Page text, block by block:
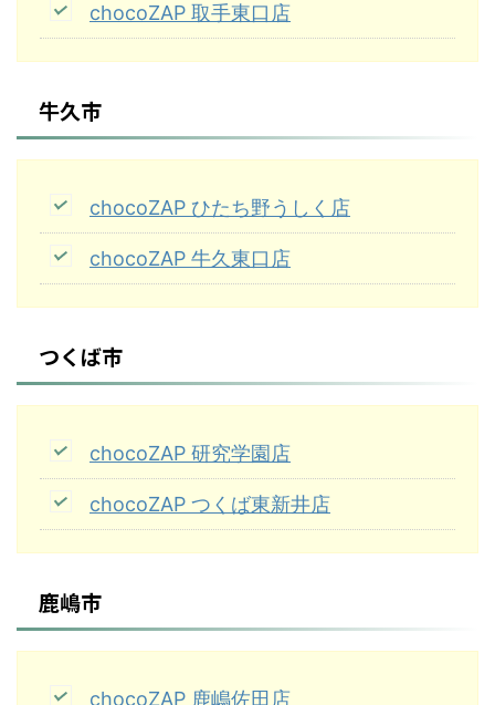
chocoZAP 取手東口店
牛久市
chocoZAP ひたち野うしく店
chocoZAP 牛久東口店
つくば市
chocoZAP 研究学園店
chocoZAP つくば東新井店
鹿嶋市
chocoZAP 鹿嶋佐田店